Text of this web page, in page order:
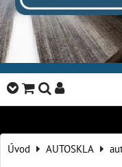
Úvod AUTOSKLA